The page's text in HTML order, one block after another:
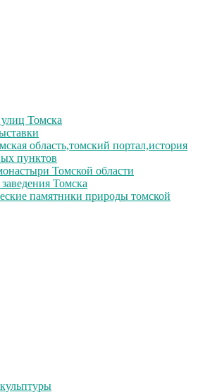
Томска
область,томский портал,история
пунктов
Томской области
Томска
памятники природы томской